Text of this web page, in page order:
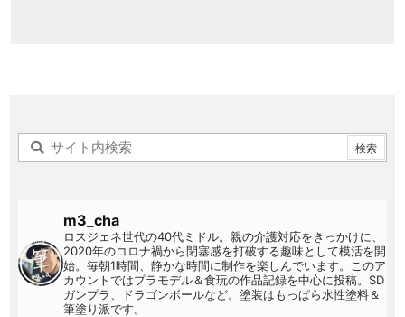
m3_cha
ロスジェネ世代の40代ミドル。親の介護対応をきっかけに、
2020年のコロナ禍から閉塞感を打破する趣味として模活を開
始。毎朝1時間、静かな時間に制作を楽しんでいます。このア
カウントではプラモデル＆食玩の作品記録を中心に投稿。SD
ガンプラ、ドラゴンボールなど。塗装はもっぱら水性塗料＆
筆塗り派です。